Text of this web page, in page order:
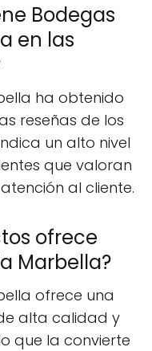
Bodegas
en las
ha obtenido
reseñas de los
un alto nivel
que valoran
al cliente.
ofrece
Marbella?
ofrece una
alta calidad y
que la convierte